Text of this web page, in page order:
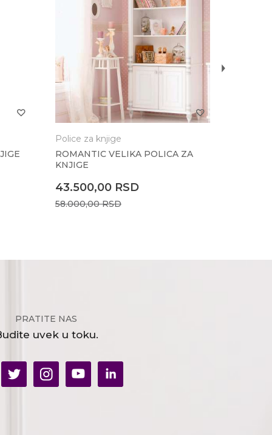
Police za knjige
ROMANTIC VELIKA POLICA ZA
KNJIGE
43.500,00 RSD
58.000,00RSD
PRATITE NAS
uvek u toku.